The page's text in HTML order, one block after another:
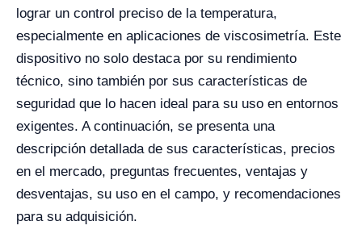
lograr un control preciso de la temperatura,
especialmente en aplicaciones de viscosimetría. Este
dispositivo no solo destaca por su rendimiento
técnico, sino también por sus características de
seguridad que lo hacen ideal para su uso en entornos
exigentes. A continuación, se presenta una
descripción detallada de sus características, precios
en el mercado, preguntas frecuentes, ventajas y
desventajas, su uso en el campo, y recomendaciones
para su adquisición.